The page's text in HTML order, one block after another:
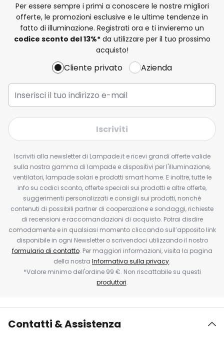
Per essere sempre i primi a conoscere le nostre migliori
offerte, le promozioni esclusive e le ultime tendenze in
fatto di illuminazione. Registrati ora e ti invieremo un
codice sconto del13%*da utilizzare per il tuo prossimo
acquisto!
Cliente privato Azienda
Iscriviti
Iscriviti alla newsletter di Lampade.it e ricevi grandi offerte valide
sulla nostra gamma di lampade e dispositivi per l'illuminazione,
ventilatori, lampade solari e prodotti smart home. E inoltre, tutte le
info su codici sconto, offerte speciali sui prodotti e altre offerte,
suggerimenti personalizzati e consigli sui prodotti, nonché
contenuti di possibili partner di cooperazione e sondaggi, richieste
di recensioni e raccomandazioni di acquisto. Potrai disdire
comodamente e in qualsiasi momento cliccando sull’apposito link
disponibile in ogni Newsletter o scrivendoci utilizzando il nostro
formulario di contatto. Per maggiori informazioni, visita la pagina
della nostra Informativa sulla privacy.
*Valore minimo dell'ordine 99 €. Non riscattabile su questi
produttori.
Contatti & Assistenza